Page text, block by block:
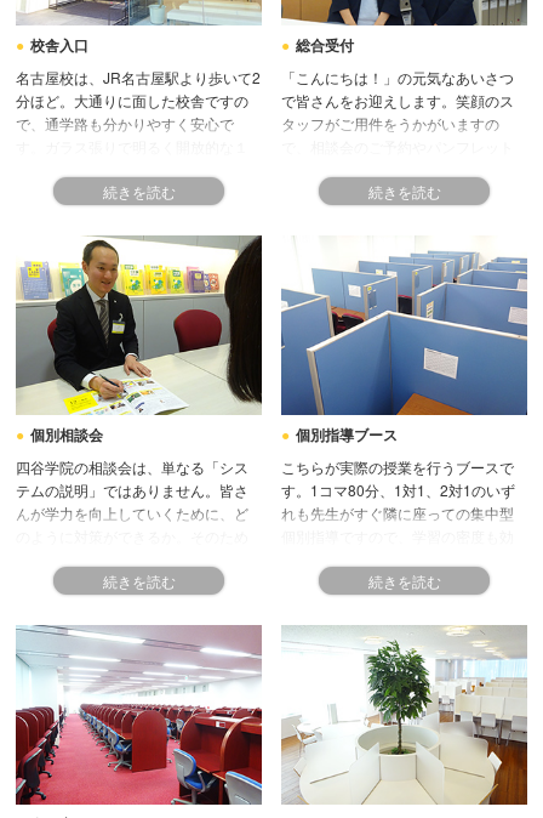
校舎入口
名古屋校は、JR名古屋駅より歩いて2
分ほど。大通りに面した校舎ですの
で、通学路も分かりやすく安心で
す。どうぞお気軽にお声かけくださ
総合受付
「こんにちは！」の元気なあいさつ
で皆さんをお迎えします。笑顔のス
タッフがご用件をうかがいますの
学後も、授業のたびに受付で出席の
うちに、受付スタッフとも自然と仲
良くなれます。
個別相談会
四谷学院の相談会は、単なる「シス
テムの説明」ではありません。皆さ
んが学力を向上していくために、ど
会で、今の学習状況などじっくりと
て、専門スタッフが最適な学習プラ
ンをご提案します。
個別指導ブース
こちらが実際の授業を行うブースで
す。1コマ80分、1対1、2対1のいず
れも先生がすぐ隣に座っての集中型
た指導で、弱点克服、定期テストの
しょう。